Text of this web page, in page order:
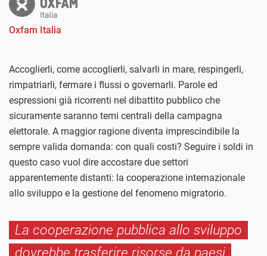
Oxfam Italia
Accoglierli, come accoglierli, salvarli in mare, respingerli,
rimpatriarli, fermare i flussi o governarli. Parole ed
espressioni già ricorrenti nel dibattito pubblico che
sicuramente saranno temi centrali della campagna
elettorale. A maggior ragione diventa imprescindibile la
sempre valida domanda: con quali costi? Seguire i soldi in
questo caso vuol dire accostare due settori
apparentemente distanti: la cooperazione internazionale
allo sviluppo e la gestione del fenomeno migratorio.
La cooperazione pubblica allo sviluppo